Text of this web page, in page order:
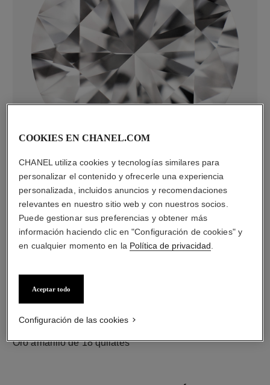
50 diamantes talla brillante con un total de 1,64 quilates
de 0,30 quilate certificado por el GIA
Las características de cada pieza pueden variar**
material
Oro amarillo de 18 quilates
COOKIES EN CHANEL.COM
CHANEL utiliza cookies y tecnologías similares para
personalizar el contenido y ofrecerle una experiencia
personalizada, incluidos anuncios y recomendaciones
relevantes en nuestro sitio web y con nuestros socios.
Puede gestionar sus preferencias y obtener más
información haciendo clic en "Configuración de cookies" y
en cualquier momento en la Política de privacidad
Aceptar todo
Configuración de las cookies